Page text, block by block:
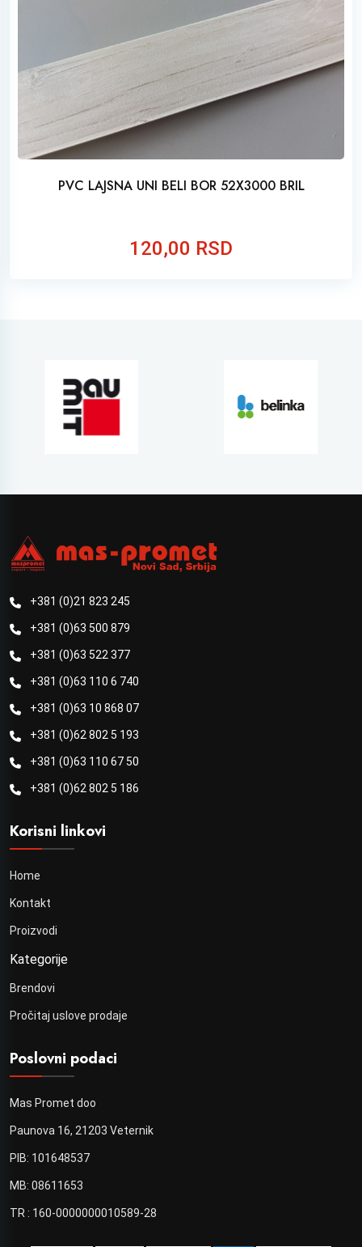
PVC LAJSNA UNI BELI BOR 52X3000 BRIL
120,00 RSD
+381 (0)21 823 245
+381 (0)63 500 879
+381 (0)63 522 377
+381 (0)63 110 6 740
+381 (0)63 10 868 07
+381 (0)62 802 5 193
+381 (0)63 110 67 50
+381 (0)62 802 5 186
Korisni linkovi
Home
Kontakt
Proizvodi
Kategorije
Brendovi
Pročitaj uslove prodaje
Poslovni podaci
Mas Promet doo
Paunova 16, 21203 Veternik
PIB: 101648537
MB: 08611653
TR : 160-0000000010589-28